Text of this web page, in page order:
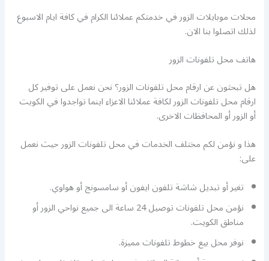
محلات موبايلات الزور في خدمتكم عملائنا الكرام في كافة ايام الاسبوع
لذلك اتصلوا بنا الان.
هاتف محل تلفونات الزور
هل تبحثون عن ارقام محل تلفونات الزور؟ نحن نعمل على توفير كل
ارقام محل تلفونات الزور لكافة عملائنا الاعزاء اينما تواجدوا في الكويت
أو الزور أو المحافظات الاخرى.
هذا و نؤمن لكم مختلف الخدمات في محل تلفونات الزور حيث نعمل
على:
تغير أو تبديل شاشة تلفون ايفون أو سامسونج أو هواوي.
نؤمن محل تلفونات توصيل 24 ساعة الى جميع نواحي الزور أو
مناطق الكويت.
نوفر محل بيع خطوط تلفونات مميزة.